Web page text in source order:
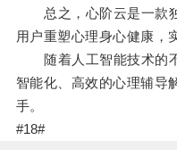
总之，心阶云是一款独
用户重塑心理身心健康，
随着人工智能技术的不
智能化、高效的心理辅导
手。
#18#